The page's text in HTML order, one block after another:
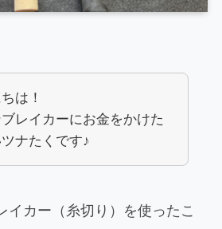
は！
レイカーにお金をかけた
ナたくです♪
イカー（糸切り）を使ったこ